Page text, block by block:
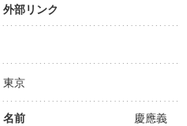
外部リンク
東京
名前
慶應義